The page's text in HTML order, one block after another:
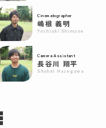
Cinematographer
嶋根 義明
Yoshiaki Shimane
Camera Assistant
長谷川 翔平
Shohei Hasegawa